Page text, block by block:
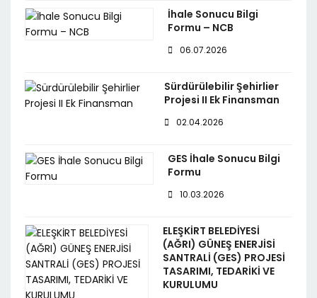
İhale Sonucu Bilgi
Formu – NCB
06.07.2026
Sürdürülebilir Şehirlier
Projesi II Ek Finansman
02.04.2026
GES İhale Sonucu Bilgi
Formu
10.03.2026
ELEŞKİRT BELEDİYESİ
(AĞRI) GÜNEŞ ENERJİSİ
SANTRALİ (GES) PROJESİ
TASARIMI, TEDARİKİ VE
KURULUMU